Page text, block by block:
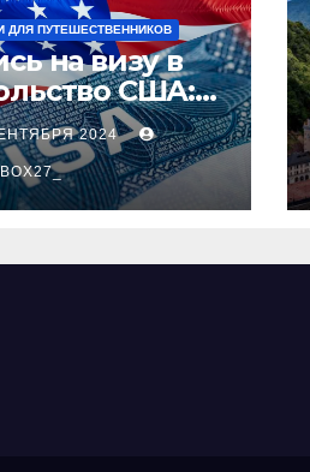
ДЛЯ ПУТЕШЕСТВЕННИКОВ
на визу в
США:
2024